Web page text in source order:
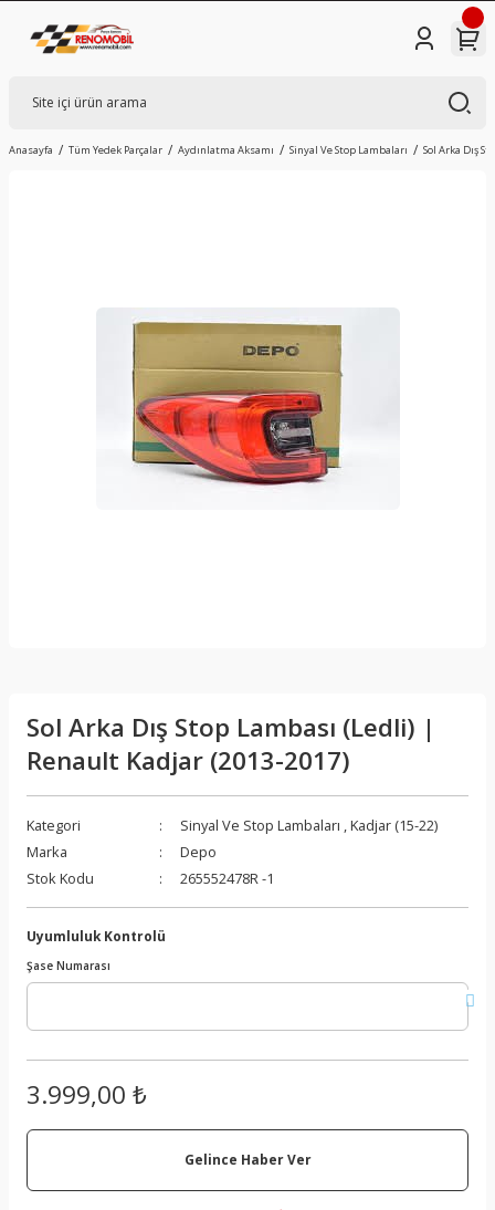
Anasayfa Tüm Yedek Parçalar Aydınlatma Aksamı Sinyal Ve Stop Lambaları Sol Arka Dış
Sol Arka Dış Stop Lambası (Ledli) |
Renault Kadjar (2013-2017)
Kategori Sinyal Ve Stop Lambaları ,Kadjar (15-22)
Marka
Depo
Stok Kodu
265552478R -1
Uyumluluk Kontrolü
Şase Numarası
3.999,00 ₺
Gelince Haber Ver